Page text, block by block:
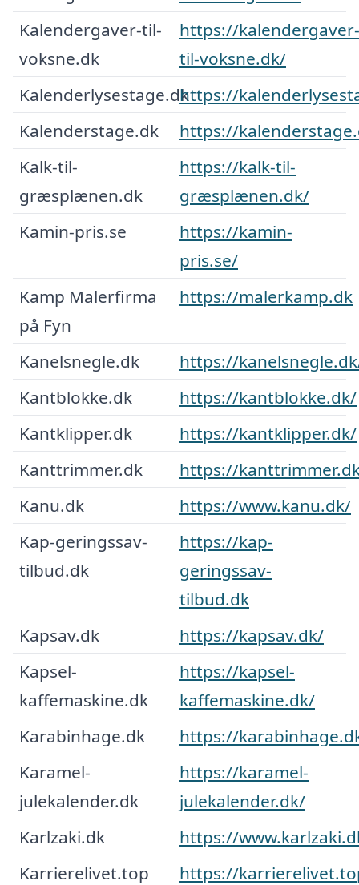
Kalendergaver-til-
voksne.dk
https://kalendergaver-
til-voksne.dk/
Kalenderlysestage.dkhttps://
Kalenderstage.dk
https://
Kalk-til-
græsplænen.dk
https://kalk-til-
græsplænen.dk/
Kamin-pris.se
https://kamin-
pris.se/
Kamp Malerfirma
på Fyn
https://malerkamp.dk
Kanelsnegle.dk
https://
Kantblokke.dk
https://kantblokke.dk/
Kantklipper.dk
https://kantklipper.dk/
Kanttrimmer.dk
https://
Kanu.dk
https://www.kanu.dk/
Kap-geringssav-
tilbud.dk
https://kap-
geringssav-
tilbud.dk
Kapsav.dk
https://kapsav.dk/
Kapsel-
kaffemaskine.dk
https://kapsel-
kaffemaskine.dk/
Karabinhage.dk
https://
Karamel-
julekalender.dk
https://karamel-
julekalender.dk/
Karlzaki.dk
https://
Karrierelivet.top
https://